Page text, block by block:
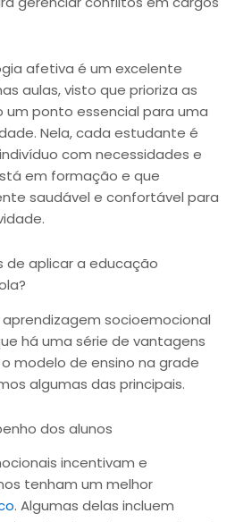
afetiva é um excelente
aulas, visto que prioriza as
ponto essencial para uma
Nela, cada estudante é
com necessidades e
em formação e que
saudável e confortável para
de aplicar a educação
socioemocional
há uma série de vantagens
modelo de ensino na grade
algumas das principais.
dos alunos
incentivam e
tenham um melhor
. Algumas delas incluem